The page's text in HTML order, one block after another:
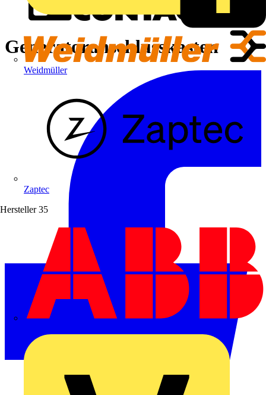
Weidmüller
Zaptec
Hersteller 35
Generatoranschlusskasten